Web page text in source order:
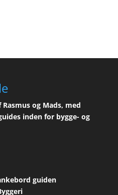
og Mads, med
inden for bygge- og
guiden